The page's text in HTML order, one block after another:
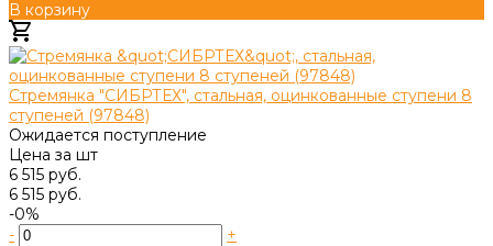
В корзину
Стремянка "СИБРТЕХ", стальная, оцинкованные ступени 8
ступеней (97848)
Ожидается поступление
Цена за шт
6 515 руб.
6 515 руб.
-0%
-
+